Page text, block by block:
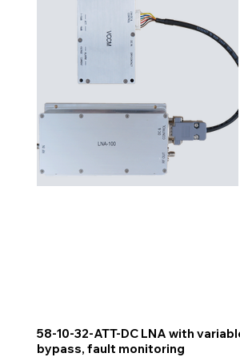
58-10-32-ATT-DC LNA with
bypass, fault monitoring